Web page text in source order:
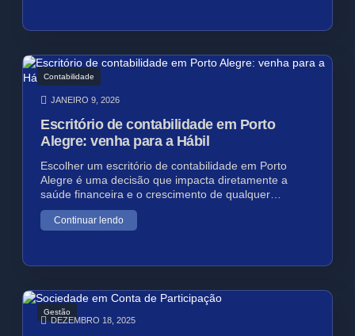
Contabilidade
JANEIRO 9, 2026
Escritório de contabilidade em Porto
Alegre: venha para a Hábil
Escolher um escritório de contabilidade em Porto
Alegre é uma decisão que impacta diretamente a
saúde financeira e o crescimento de qualquer…
Continuar lendo
Gestão
DEZEMBRO 18, 2025